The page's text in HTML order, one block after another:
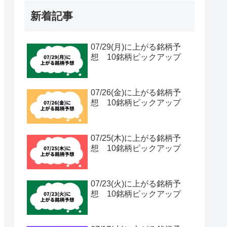
新着記事
07/29(月)に上がる銘柄予
想 10銘柄ピックアップ
07/26(金)に上がる銘柄予
想 10銘柄ピックアップ
07/25(木)に上がる銘柄予
想 10銘柄ピックアップ
07/23(火)に上がる銘柄予
想 10銘柄ピックアップ